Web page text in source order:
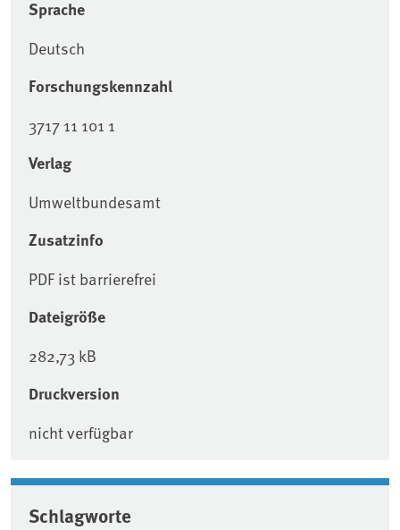
Sprache
Deutsch
Forschungskennzahl
3717 11 101 1
Verlag
Umweltbundesamt
Zusatzinfo
PDF ist barrierefrei
Dateigröße
282,73 kB
Druckversion
nicht verfügbar
Schlagworte